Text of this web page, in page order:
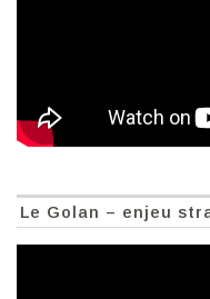
Le Golan – enjeu